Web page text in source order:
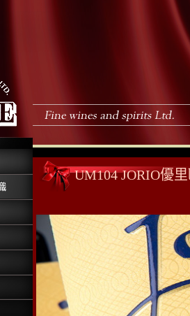
UM104 JORIO優